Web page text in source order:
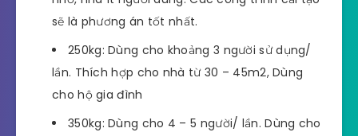
sẽ là phương án tốt nhất.
250kg: Dùng cho khoảng 3 người sử dụng/
lần. Thích hợp cho nhà từ 30 – 45m2, Dùng
cho hộ gia đình
350kg: Dùng cho 4 – 5 người/ lần. Dùng cho